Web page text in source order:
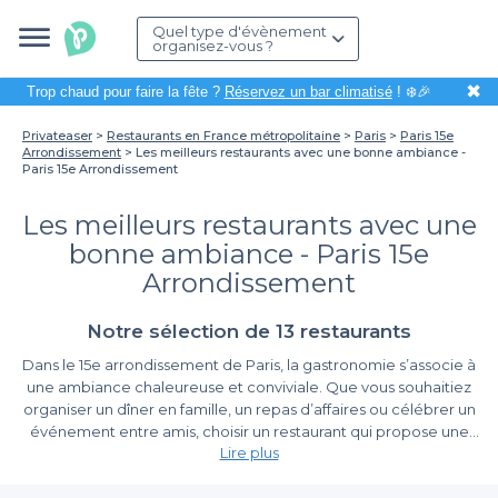
Quel type d'évènement
organisez-vous ?
Trop chaud pour faire la fête ? Réservez un bar climatisé! ❄️🎉 ✖
Privateaser Restaurants en France métropolitaine Paris
Paris 15e
Arrondissement
Les meilleurs restaurants avec une bonne ambiance -
Paris 15e Arrondissement
Les meilleurs restaurants avec une
bonne ambiance - Paris 15e
Arrondissement
Notre sélection de 13 restaurants
Dans le 15e arrondissement de Paris, la gastronomie s’associe à
une ambiance chaleureuse et conviviale. Que vous souhaitiez
organiser un dîner en famille, un repas d’affaires ou célébrer un
événement entre amis, choisir un restaurant qui propose une
bonne ambiance est essentiel pour garantir une expérience
Lire plus